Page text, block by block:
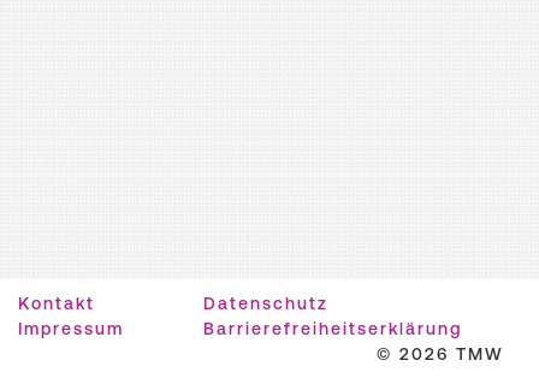
Kontakt
Datenschutz
Impressum
Barrierefreiheitserklärung
© 2026 TMW